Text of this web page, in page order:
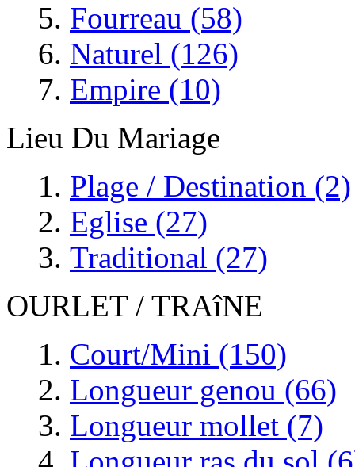
Fourreau (58)
Naturel (126)
Empire (10)
Lieu Du Mariage
Plage / Destination (2)
Eglise (27)
Traditional (27)
OURLET / TRAîNE
Court/Mini (150)
Longueur genou (66)
Longueur mollet (7)